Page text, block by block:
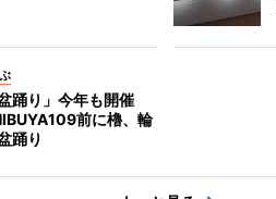
踊り」今年も開催
前に櫓、輪
踊り